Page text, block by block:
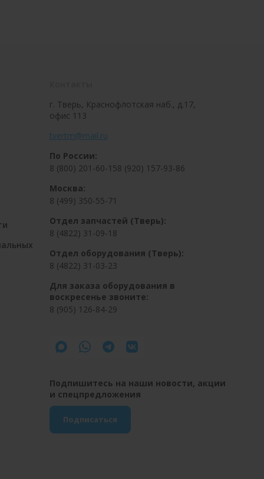
г. Тверь, Краснофлотская наб., д.17,
офис 113
tvertm@mail.ru
По России:
8 (800) 201-60-158 (920) 157-93-86
Москва:
8 (499) 350-55-71
Отдел запчастей (Тверь):
8 (4822) 31-09-18
Отдел оборудования (Тверь):
8 (4822) 31-03-23
Для заказа оборудования в
воскресенье звоните:
8 (905) 126-84-29
Подпишитесь на наши новости, акции
и спецпредложения
Подписаться